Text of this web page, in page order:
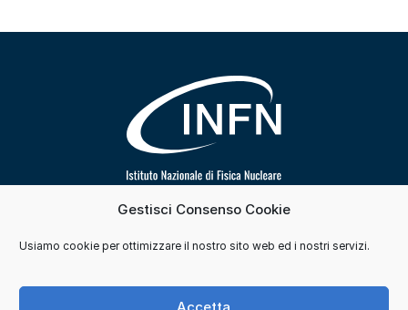
Gestisci Consenso Cookie
Usiamo cookie per ottimizzare il nostro sito web ed i nostri servizi.
Accetta
Segui INFN su
Contatti Cookie e consensi Privacy